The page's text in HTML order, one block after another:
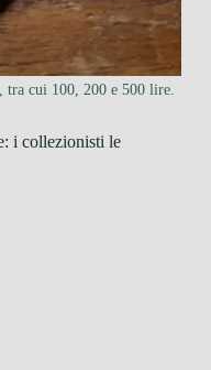
tra cui 100, 200 e 500 lire.
i collezionisti le